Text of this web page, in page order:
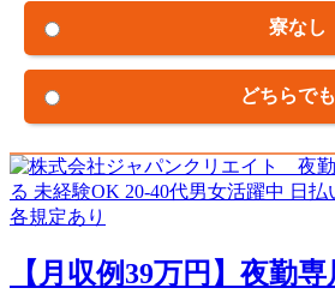
寮なし
どちらで
【月収例39万円】夜勤